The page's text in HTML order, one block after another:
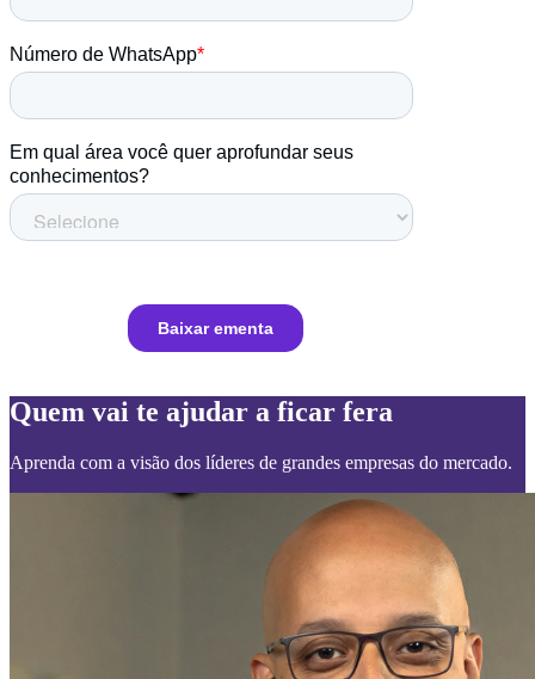
Quem vai te ajudar a ficar fera
Aprenda com a visão dos líderes de grandes empresas do mercado.